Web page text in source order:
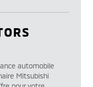
automobile
Mitsubishi